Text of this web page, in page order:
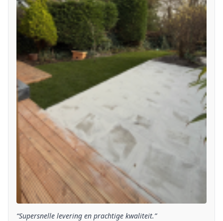
“Supersnelle levering en prachtige kwaliteit.”